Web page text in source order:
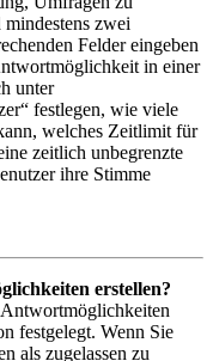
zwei
Felder eingeben
in einer
unter
festlegen, wie viele
welches Zeitlimit für
zeitlich unbegrenzte
ihre Stimme
erstellen?
festgelegt. Wenn Sie
als zugelassen zu